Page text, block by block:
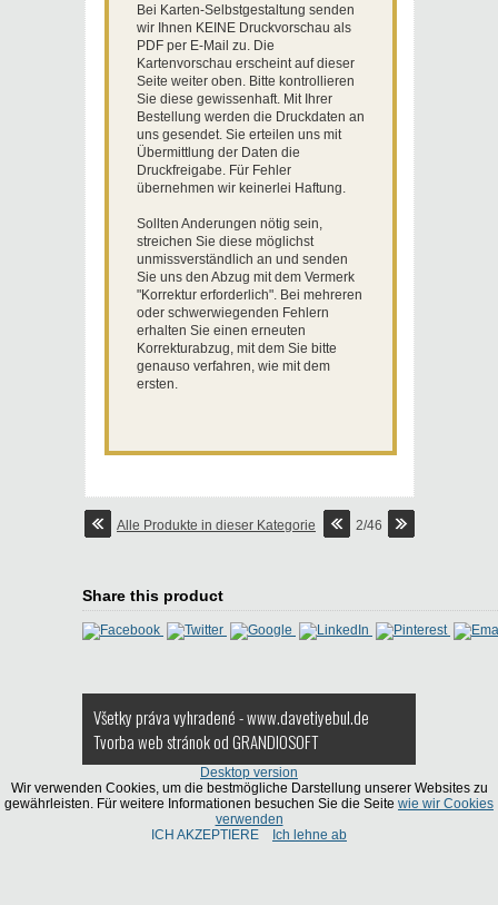
Bei Karten-Selbstgestaltung senden
wir Ihnen KEINE Druckvorschau als
PDF per E-Mail zu. Die
Kartenvorschau erscheint auf dieser
Seite weiter oben. Bitte kontrollieren
Sie diese gewissenhaft. Mit Ihrer
Bestellung werden die Druckdaten an
uns gesendet. Sie erteilen uns mit
Übermittlung der Daten die
Druckfreigabe. Für Fehler
übernehmen wir keinerlei Haftung.
Sollten Anderungen nötig sein,
streichen Sie diese möglichst
unmissverständlich an und senden
Sie uns den Abzug mit dem Vermerk
"Korrektur erforderlich". Bei mehreren
oder schwerwiegenden Fehlern
erhalten Sie einen erneuten
Korrekturabzug, mit dem Sie bitte
genauso verfahren, wie mit dem
ersten.
Alle Produkte in dieser Kategorie 2/46
Share this product
Všetky práva vyhradené - www.davetiyebul.de
Tvorba web stránokod GRANDIOSOFT
Desktop version
Wir verwenden Cookies, um die bestmögliche Darstellung unserer Websites zu
gewährleisten. Für weitere Informationen besuchen Sie die Seite wie wir Cookies
verwenden
ICH AKZEPTIERE
Ich lehne ab